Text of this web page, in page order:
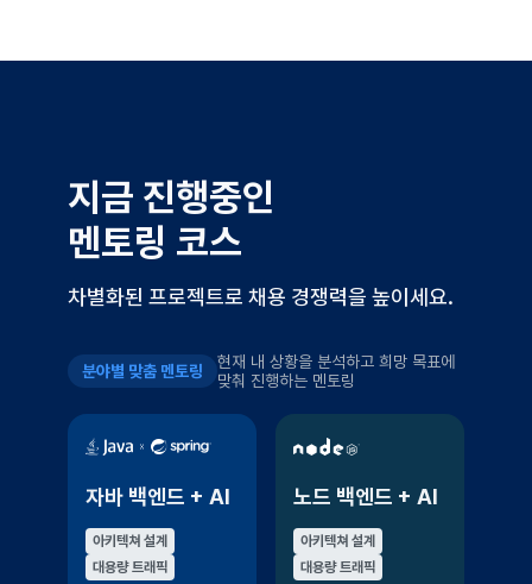
지금 진행중인
멘토링 코스
차별화된 프로젝트로 채용 경쟁력을 높이세요.
분야별 맞춤 멘토링
현재 내 상황을 분석하고 희망 목표에
맞춰 진행하는 멘토링
자바 백엔드 + AI
아키텍쳐 설계
대용량 트래픽
노드 백엔드 + AI
아키텍쳐 설계
대용량 트래픽